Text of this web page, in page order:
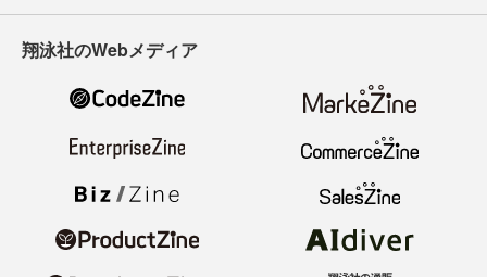
翔泳社のWebメディア